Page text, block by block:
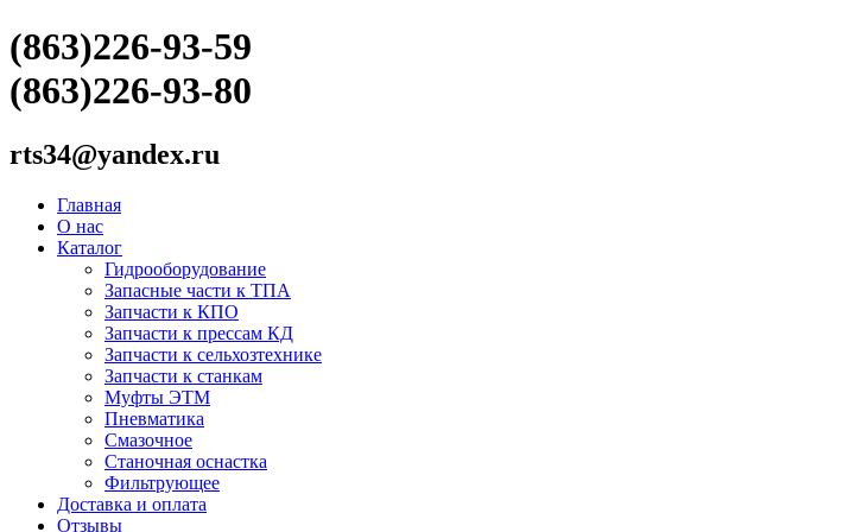
(863)226-93-59
(863)226-93-80
rts34@yandex.ru
Главная
О нас
Каталог
Гидрооборудование
Запасные части к ТПА
Запчасти к КПО
Запчасти к прессам КД
Запчасти к сельхозтехнике
Запчасти к станкам
Муфты ЭТМ
Пневматика
Смазочное
Станочная оснастка
Фильтрующее
Доставка и оплата
Отзывы